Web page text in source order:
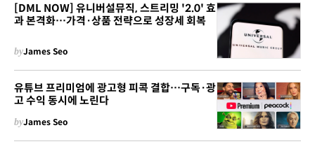
[DML NOW] 유니버설뮤직, 스트리밍 '2.0' 효
과 본격화…가격·상품 전략으로 성장세 회복
byJames Seo
유튜브 프리미엄에 광고형 피콕 결합…구독·광
고 수익 동시에 노린다
byJames Seo